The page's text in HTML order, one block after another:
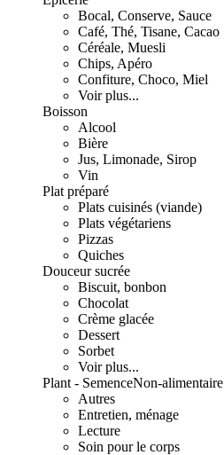
Bocal, Conserve, Sauce
Café, Thé, Tisane, Cacao
Céréale, Muesli
Chips, Apéro
Confiture, Choco, Miel
Voir plus...
Boisson
Alcool
Bière
Jus, Limonade, Sirop
Vin
Plat préparé
Plats cuisinés (viande)
Plats végétariens
Pizzas
Quiches
Douceur sucrée
Biscuit, bonbon
Chocolat
Crème glacée
Dessert
Sorbet
Voir plus...
Plant - SemenceNon-alimentaire
Autres
Entretien, ménage
Lecture
Soin pour le corps